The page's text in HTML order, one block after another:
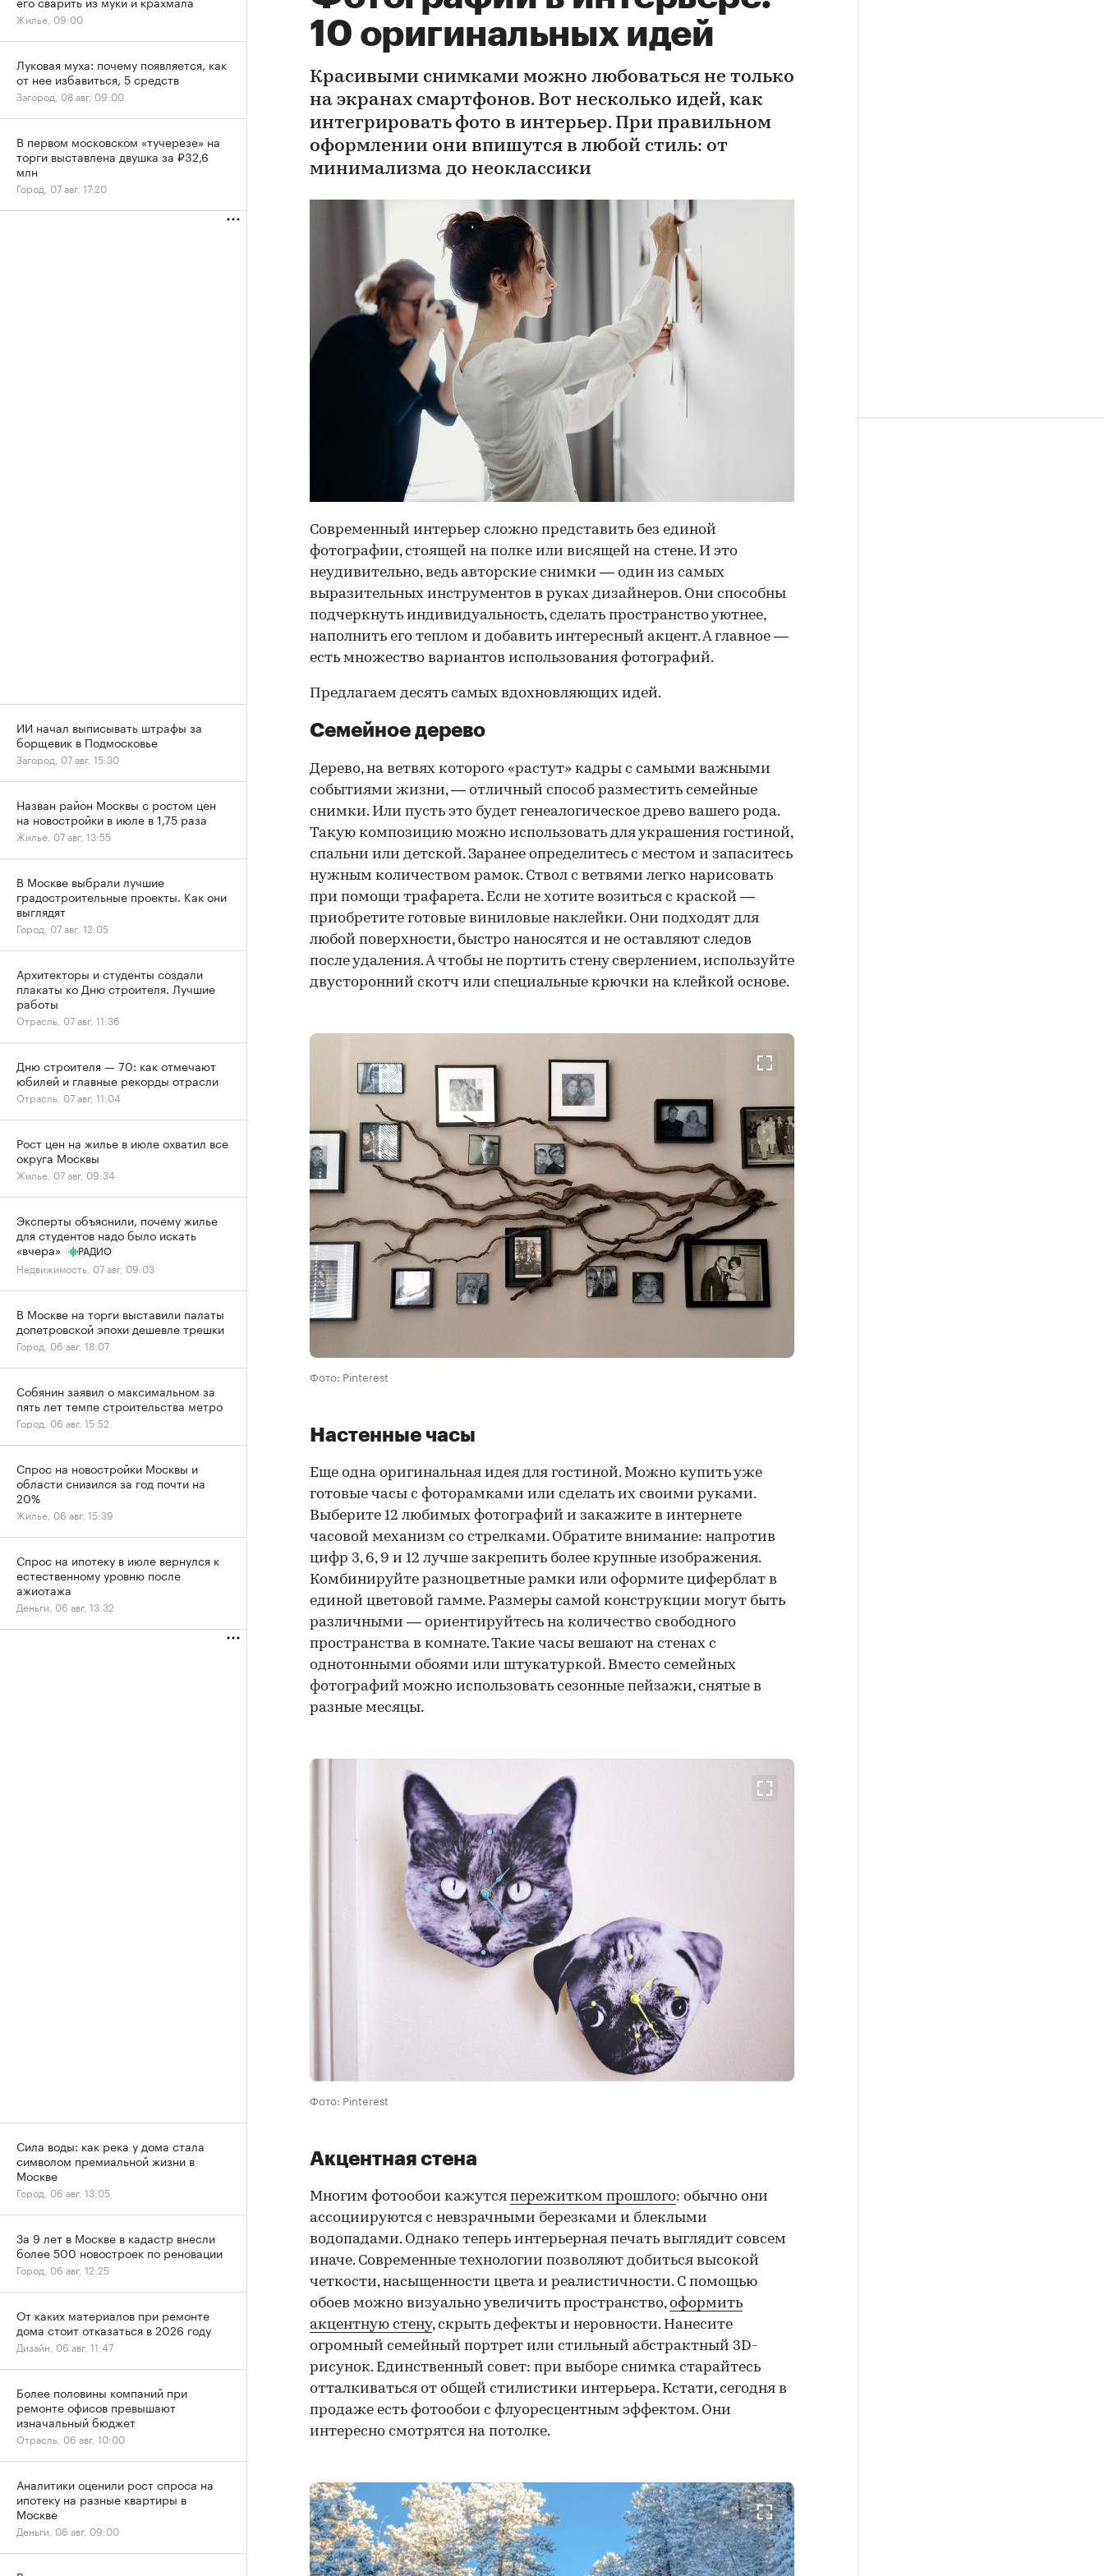
10 оригинальных идей
Красивыми снимками можно любоваться не только
на экранах смартфонов. Вот несколько идей, как
интегрировать фото в интерьер. При правильном
оформлении они впишутся в любой стиль: от
минимализма до неоклассики
Современный интерьер сложно представить без единой
фотографии, стоящей на полке или висящей на стене. И это
неудивительно, ведь авторские снимки — один из самых
выразительных инструментов в руках дизайнеров. Они способны
подчеркнуть индивидуальность, сделать пространство уютнее,
наполнить его теплом и добавить интересный акцент. А главное —
есть множество вариантов использования фотографий.
Предлагаем десять самых вдохновляющих идей.
Семейное дерево
Дерево, на ветвях которого «растут» кадры с самыми важными
событиями жизни, — отличный способ разместить семейные
снимки. Или пусть это будет генеалогическое древо вашего рода.
Такую композицию можно использовать для украшения гостиной,
спальни или детской. Заранее определитесь с местом и запаситесь
нужным количеством рамок. Ствол с ветвями легко нарисовать
при помощи трафарета. Если не хотите возиться с краской —
приобретите готовые виниловые наклейки. Они подходят для
любой поверхности, быстро наносятся и не оставляют следов
после удаления. А чтобы не портить стену сверлением, используйте
двусторонний скотч или специальные крючки на клейкой основе.
Фото: Pinterest
Настенные часы
Еще одна оригинальная идея для гостиной. Можно купить уже
готовые часы с фоторамками или сделать их своими руками.
Выберите 12 любимых фотографий и закажите в интернете
часовой механизм со стрелками. Обратите внимание: напротив
цифр 3, 6, 9 и 12 лучше закрепить более крупные изображения.
Комбинируйте разноцветные рамки или оформите циферблат в
единой цветовой гамме. Размеры самой конструкции могут быть
различными — ориентируйтесь на количество свободного
пространства в комнате. Такие часы вешают на стенах с
однотонными обоями или штукатуркой. Вместо семейных
фотографий можно использовать сезонные пейзажи, снятые в
разные месяцы.
Фото: Pinterest
Акцентная стена
Многим фотообои кажутся пережитком прошлого: обычно они
ассоциируются с невзрачными березками и блеклыми
водопадами. Однако теперь интерьерная печать выглядит совсем
иначе. Современные технологии позволяют добиться высокой
четкости, насыщенности цвета и реалистичности. С помощью
обоев можно визуально увеличить пространство,оформить
акцентную стену, скрыть дефекты и неровности. Нанесите
огромный семейный портрет или стильный абстрактный 3D-
рисунок. Единственный совет: при выборе снимка старайтесь
отталкиваться от общей стилистики интерьера. Кстати, сегодня в
продаже есть фотообои с флуоресцентным эффектом. Они
интересно смотрятся на потолке.
Жилье, 09:00
Луковая муха: почему появляется, как
от нее избавиться, 5 средств
Загород, 08 авг, 09:00
В первом московском «тучерезе» на
торги выставлена двушка за ₽32,6
млн
Город, 07 авг, 17:20
ИИ начал выписывать штрафы за
борщевик в Подмосковье
Загород, 07 авг, 15:30
Назван район Москвы с ростом цен
на новостройки в июле в 1,75 раза
Жилье, 07 авг, 13:55
В Москве выбрали лучшие
градостроительные проекты. Как они
выглядят
Город, 07 авг, 12:05
Архитекторы и студенты создали
плакаты ко Дню строителя. Лучшие
работы
Отрасль, 07 авг, 11:36
Дню строителя — 70: как отмечают
юбилей и главные рекорды отрасли
Отрасль, 07 авг, 11:04
Рост цен на жилье в июле охватил все
округа Москвы
Жилье, 07 авг, 09:34
Эксперты объяснили, почему жилье
для студентов надо было искать
«вчера»
РАДИО
Недвижимость, 07 авг, 09:03
В Москве на торги выставили палаты
допетровской эпохи дешевле трешки
Город, 06 авг, 18:07
Собянин заявил о максимальном за
пять лет темпе строительства метро
Город, 06 авг, 15:52
Спрос на новостройки Москвы и
области снизился за год почти на
20%
Жилье, 06 авг, 15:39
Спрос на ипотеку в июле вернулся к
естественному уровню после
ажиотажа
Деньги, 06 авг, 13:32
Сила воды: как река у дома стала
символом премиальной жизни в
Москве
Город, 06 авг, 13:05
За 9 лет в Москве в кадастр внесли
более 500 новостроек по реновации
Город, 06 авг, 12:25
От каких материалов при ремонте
дома стоит отказаться в 2026 году
Дизайн, 06 авг, 11:47
Более половины компаний при
ремонте офисов превышают
изначальный бюджет
Отрасль, 06 авг, 10:00
Аналитики оценили рост спроса на
ипотеку на разные квартиры в
Москве
Деньги, 06 авг, 09:00